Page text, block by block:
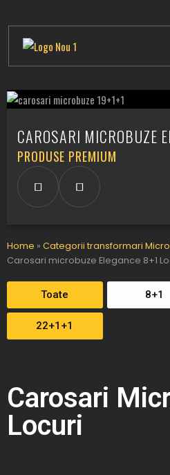
CAROSARI MICROBUZE
PRODUSE PREMIUM
Home » Categorii transformari
Carosari microbuze Elegance 8+1
Toate 8+1
22+1+1
Carosari
Locuri